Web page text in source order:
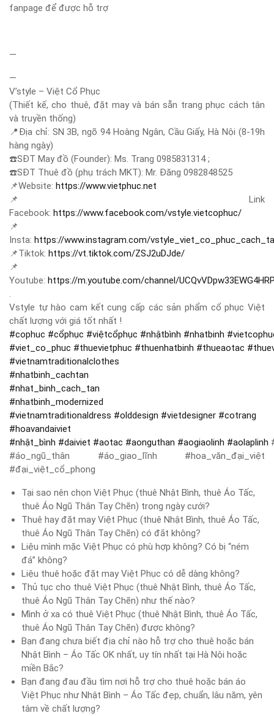
fanpage để được hỗ trợ
—
—
V’style – Việt Cổ Phục
(Thiết kế, cho thuê, đặt may và bán sẵn trang phục cách tân
và truyền thống)
📍 Địa chỉ: SN 3B, ngõ 94 Hoàng Ngân, Cầu Giấy, Hà Nội (8-19h
hàng ngày)
☎️SĐT May đồ (Founder): Ms. Trang 0985831314 ;
☎️SĐT Thuê đồ (phụ trách MKT): Mr. Đăng 0982848525
📌Website: https://www.vietphuc.net
📌 Link
Facebook: https://www.facebook.com/vstyle.vietcophuc/
📌
Insta: https://www.instagram.com/
📌Tiktok: https://vt.tiktok.com/ZSJ2uDJde/
📌
Youtube: https://m.youtube.com/channel/
.
Vstyle tự hào cam kết cung cấp các sản phẩm cổ phục Việt
chất lượng với giá tốt nhất !
#cophuc #cổphục #việtcổphục #nhậtbình #nhatbinh #
#viet_co_phuc #thuevietphuc #thuenhatbinh #thueaotac #
#vietnamtraditionalclothes
#nhatbinh_cachtan
#nhat_binh_cach_tan
#nhatbinh_modernized
#vietnamtraditionaldress #olddesign #vietdesigner #cotrang
#hoavandaiviet
#nhật_bình #daiviet #aotac #aonguthan #aogiaolinh #aolaplinh
#áo_ngũ_thân #áo_giao_lĩnh #hoa_văn_đại_việt
#đại_việt_cổ_phong
Tại sao nên chọn Việt Phục (thuê Nhật Bình, thuê Áo Tấc,
thuê Áo Ngũ Thân Tay Chẽn) trong ngày cưới?
Thuê hay đặt may Việt Phục (thuê Nhật Bình, thuê Áo Tấc,
thuê Áo Ngũ Thân Tay Chẽn) có đắt không?
Liệu mình mặc Việt Phục có phù hợp không? Có bị “ném
đá” không?
Liệu thuê hoặc đặt may Việt Phục có dễ dàng không?
Thủ tục cho thuê Việt Phục (thuê Nhật Bình, thuê Áo Tấc,
thuê Áo Ngũ Thân Tay Chẽn) như thế nào?
Mình ở xa có thuê Việt Phục (thuê Nhật Bình, thuê Áo Tấc,
thuê Áo Ngũ Thân Tay Chẽn) được không?
Bạn đang chưa biết địa chỉ nào hỗ trợ cho thuê hoặc bán
Nhật Bình – Áo Tấc OK nhất, uy tín nhất tại Hà Nội hoặc
miền Bắc?
Bạn đang đau đầu tìm nơi hỗ trợ cho thuê hoặc bán áo
Việt Phục như Nhật Bình – Áo Tấc đẹp, chuẩn, lâu năm, yên
tâm về chất lượng?